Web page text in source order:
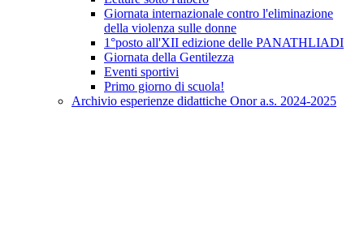
Giornata internazionale contro l'eliminazione
della violenza sulle donne
1°posto all'XII edizione delle PANATHLIADI
Giornata della Gentilezza
Eventi sportivi
Primo giorno di scuola!
Archivio esperienze didattiche Onor a.s. 2024-2025